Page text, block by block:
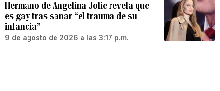
Hermano de Angelina Jolie revela que
es gay tras sanar “el trauma de su
infancia”
9 de agosto de 2026 a las 3:17 p.m.